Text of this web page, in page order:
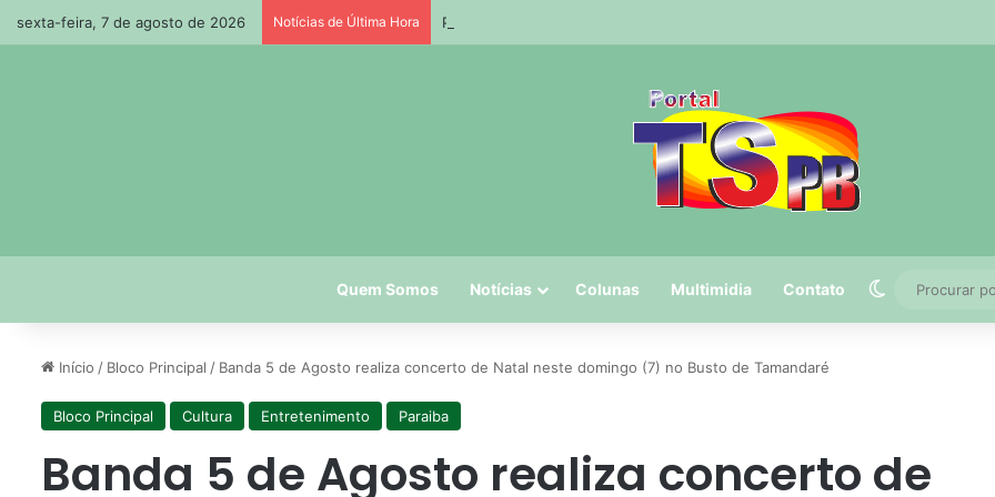
sexta-feira, 7 de agosto de 2026 Notícias de Última Hora Paraíba tem 5º maior crescimento do país no Ideb do ensino médio na rede
Quem Somos Notícias Colunas Multimidia Contato Switch skin
Início / Bloco Principal / Banda 5 de Agosto realiza concerto de Natal neste domingo (7) no Busto de Tamandaré
Bloco Principal Cultura Entretenimento Paraiba
Banda 5 de Agosto realiza concerto de